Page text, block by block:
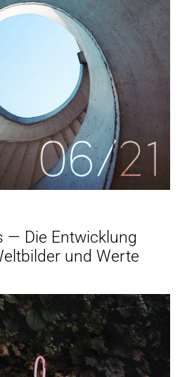
— Die Entwicklung
und Werte